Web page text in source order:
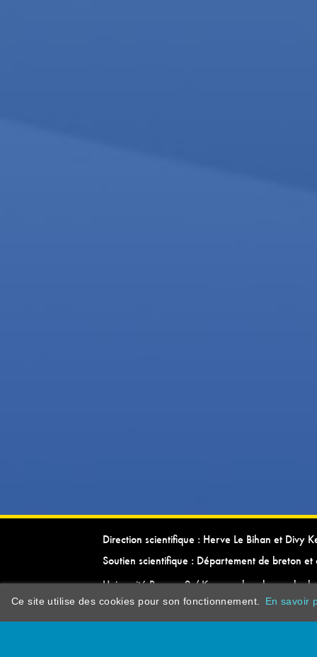
Direction scientifique : Herve Le Bihan et Divy
Soutien scientifique : Département de breton et
Université Rennes 2 / Kevrenn brezhoneg ha
Ce site utilise des cookies pour son fonctionnement. En savoir